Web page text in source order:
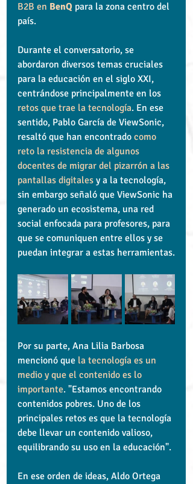
B2B en BenQ para la zona centro del
país.
Durante el conversatorio, se
abordaron diversos temas cruciales
para la educación en el siglo XXI,
centrándose principalmente en los
retos que trae la tecnología. En ese
sentido, Pablo García de ViewSonic,
resaltó que han encontrado como
reto la resistencia de algunos
docentes de migrar del pizarrón a las
pantallas digitales y a la tecnología,
sin embargo señaló que ViewSonic ha
generado un ecosistema, una red
social enfocada para profesores, para
que se comuniquen entre ellos y se
puedan integrar a estas herramientas.
Por su parte, Ana Lilia Barbosa
mencionó que la tecnología es un
medio y que el contenido es lo
importante. "Estamos encontrando
contenidos pobres. Uno de los
principales retos es que la tecnología
debe llevar un contenido valioso,
equilibrando su uso en la educación".
En ese orden de ideas, Aldo Ortega